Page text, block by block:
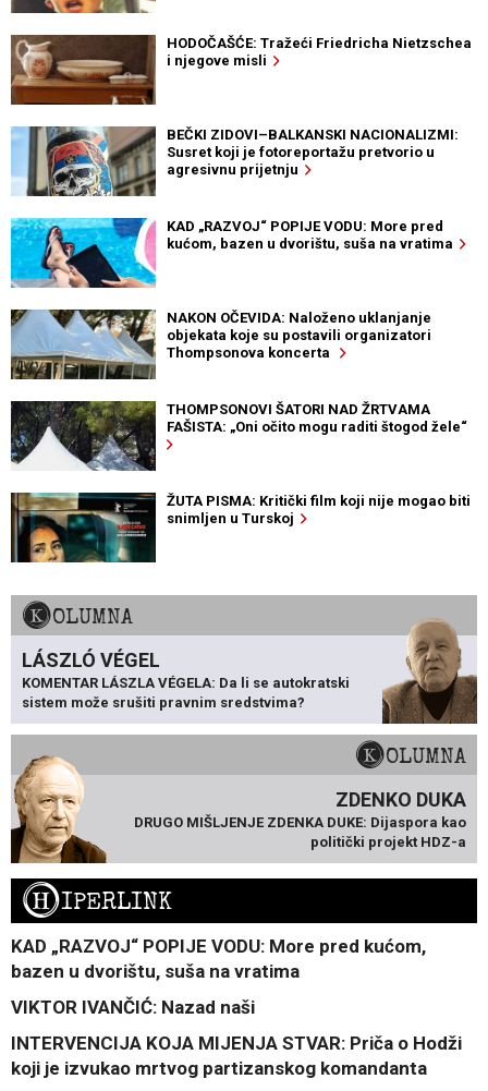
HODOČAŠĆE: Tražeći Friedricha Nietzschea
i njegove misli
BEČKI ZIDOVI–BALKANSKI NACIONALIZMI:
Susret koji je fotoreportažu pretvorio u
agresivnu prijetnju
KAD „RAZVOJ“ POPIJE VODU: More pred
kućom, bazen u dvorištu, suša na vratima
NAKON OČEVIDA: Naloženo uklanjanje
objekata koje su postavili organizatori
Thompsonova koncerta
THOMPSONOVI ŠATORI NAD ŽRTVAMA
FAŠISTA: „Oni očito mogu raditi štogod žele“
ŽUTA PISMA: Kritički film koji nije mogao biti
snimljen u Turskoj
KOLUMNA
LÁSZLÓ VÉGEL
KOMENTAR LÁSZLA VÉGELA: Da li se autokratski
sistem može srušiti pravnim sredstvima?
KOLUMNA
ZDENKO DUKA
DRUGO MIŠLJENJE ZDENKA DUKE: Dijaspora kao
politički projekt HDZ-a
HIPERLINK
KAD „RAZVOJ“ POPIJE VODU: More pred kućom,
bazen u dvorištu, suša na vratima
VIKTOR IVANČIĆ: Nazad naši
INTERVENCIJA KOJA MIJENJA STVAR: Priča o Hodži
koji je izvukao mrtvog partizanskog komandanta